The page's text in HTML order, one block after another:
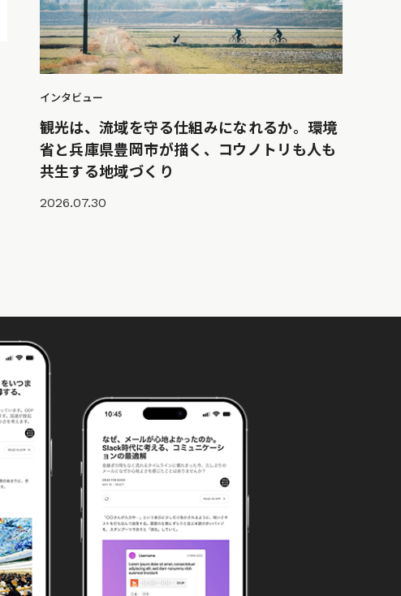
インタビュー
観光は、流域を守る仕組みになれるか。環境
省と兵庫県豊岡市が描く、コウノトリも人も
共生する地域づくり
2026.07.30